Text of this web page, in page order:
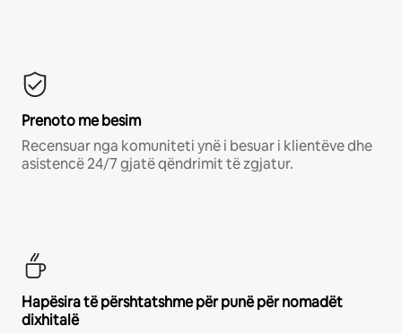
Prenoto me besim
Recensuar nga komuniteti ynë i besuar i klientëve dhe
asistencë 24/7 gjatë qëndrimit të zgjatur.
Hapësira të përshtatshme për punë për nomadët
dixhitalë